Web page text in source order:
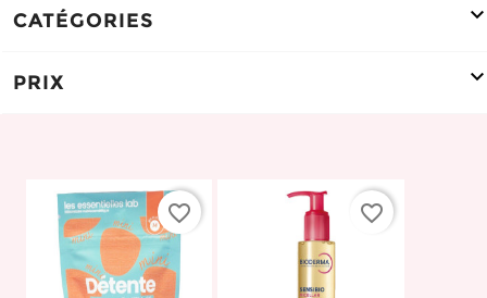
CATÉGORIES
PRIX
favorite_border favorite_border